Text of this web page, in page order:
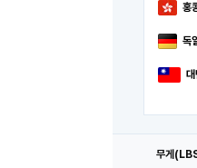
홍
독
무게